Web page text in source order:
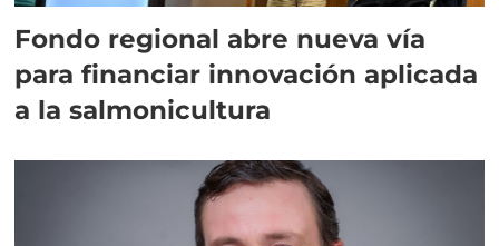
Fondo regional abre nueva vía
para financiar innovación aplicada
a la salmonicultura